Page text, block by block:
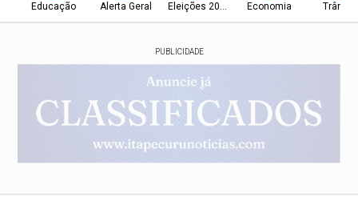
Educação Alerta Geral Eleições 2026 Economia
PUBLICIDADE